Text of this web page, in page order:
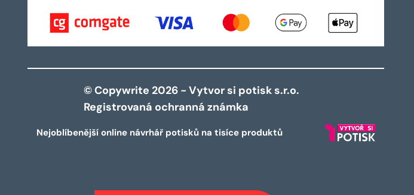
© Copywrite 2026 - Vytvor si potisk s.r.o.
Registrovaná ochranná známka
Nejoblíbenější online návrhář potisků na tisíce produktů